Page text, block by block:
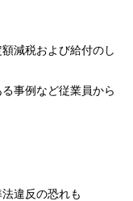
減税および給付のし
事例など従業員から
違反の恐れも